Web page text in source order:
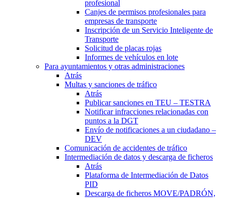
profesional
Canjes de permisos profesionales para
empresas de transporte
Inscripción de un Servicio Inteligente de
Transporte
Solicitud de placas rojas
Informes de vehículos en lote
Para ayuntamientos y otras administraciones
Atrás
Multas y sanciones de tráfico
Atrás
Publicar sanciones en TEU – TESTRA
Notificar infracciones relacionadas con
puntos a la DGT
Envío de notificaciones a un ciudadano –
DEV
Comunicación de accidentes de tráfico
Intermediación de datos y descarga de ficheros
Atrás
Plataforma de Intermediación de Datos
PID
Descarga de ficheros MOVE/PADRÓN,